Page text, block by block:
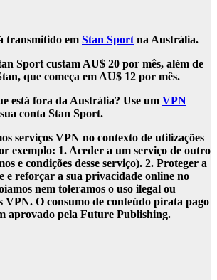
transmitido em Stan Sport na Austrália.
Sport custam AU$ 20 por mês, além de
que começa em AU$ 12 por mês.
está fora da Austrália? Use um VPN
conta Stan Sport.
serviços VPN no contexto de utilizações
exemplo: 1. Aceder a um serviço de outro
e condições desse serviço). 2. Proteger a
e reforçar a sua privacidade online no
nem toleramos o uso ilegal ou
VPN. O consumo de conteúdo pirata pago
aprovado pela Future Publishing.